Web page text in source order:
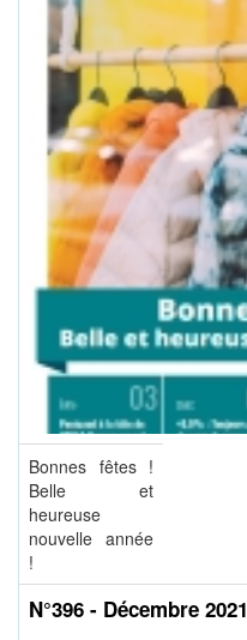
Bonnes fêtes !
Belle et
heureuse
nouvelle année
!
N°396 - Décembre 2021